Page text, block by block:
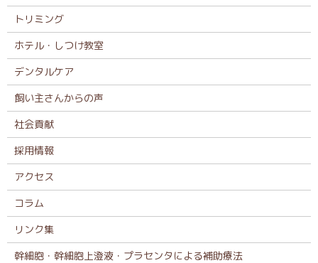
トリミング
ホテル・しつけ教室
デンタルケア
飼い主さんからの声
社会貢献
採用情報
アクセス
コラム
リンク集
幹細胞・幹細胞上澄液・プラセンタによる補助療法